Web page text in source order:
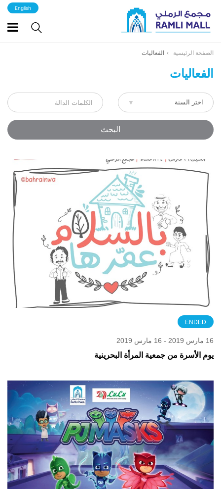
English
الصفحة الرئيسية الفعاليات
الفعاليات
البحث
ENDED
16 مارس 2019 - 16 مارس 2019
يوم الأسرة من جمعية المرأة البحرينية